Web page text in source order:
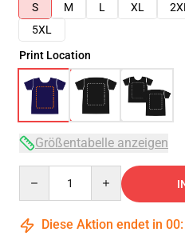
S
M L XL 2XL
5XL
Print Location
Größentabelle anzeigen
Diese Aktion endet in 00: